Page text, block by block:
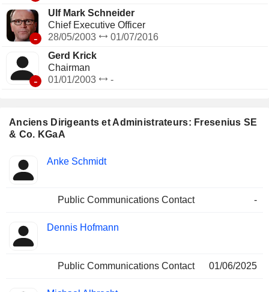
Anciens Dirigeants et Administrateurs: Fresenius SE
& Co. KGaA
Insider
Fonctions
Anke Schmidt
Public Communications Contact -
Dennis Hofmann
Public Communications Contact 01/06/2025
-
Ulf Mark Schneider
Chief Executive Officer
28/05/2003
01/07/2016
-
Gerd Krick
Chairman
01/01/2003
-